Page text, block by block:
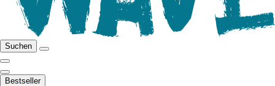
Suchen
Bestseller